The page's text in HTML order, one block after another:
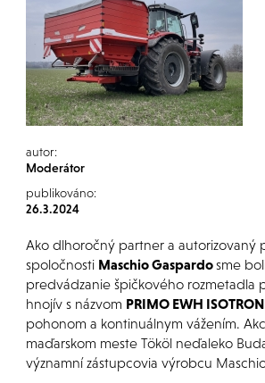
autor:
Moderátor
publikováno:
26.3.2024
Ako dlhoročný partner a autorizovaný
spoločnosti Maschio Gaspardosme
predvádzanie špičkového rozmetadla
hnojív s názvom PRIMO EWH
pohonom a kontinuálnym vážením.
maďarskom meste Tököl neďaleko
významní zástupcovia výrobcu